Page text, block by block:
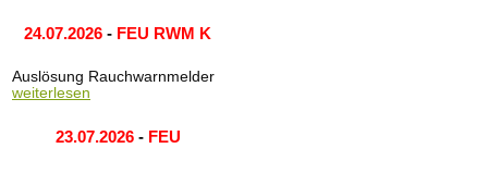
24.07.2026 - FEU RWM K
Auslösung Rauchwarnmelder
weiterlesen
23.07.2026- FEU